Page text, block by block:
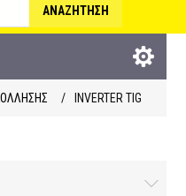
ΑΝΑΖΉΤΗΣΗ
/ INVERTER TIG